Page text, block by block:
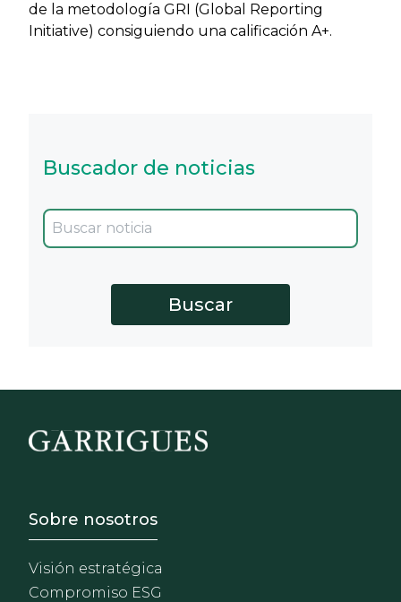
de la metodología GRI (Global Reporting
Initiative) consiguiendo una calificación A+.
Buscador de noticias
Footer - Sobre Nosotros
Sobre nosotros
Visión estratégica
Compromiso ESG